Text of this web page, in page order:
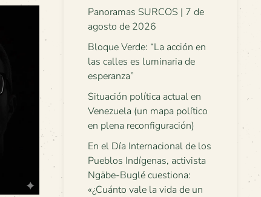
Panoramas SURCOS | 7 de
agosto de 2026
Bloque Verde: “La acción en
las calles es luminaria de
esperanza”
Situación política actual en
Venezuela (un mapa político
en plena reconfiguración)
En el Día Internacional de los
Pueblos Indígenas, activista
Ngäbe-Buglé cuestiona:
«¿Cuánto vale la vida de un